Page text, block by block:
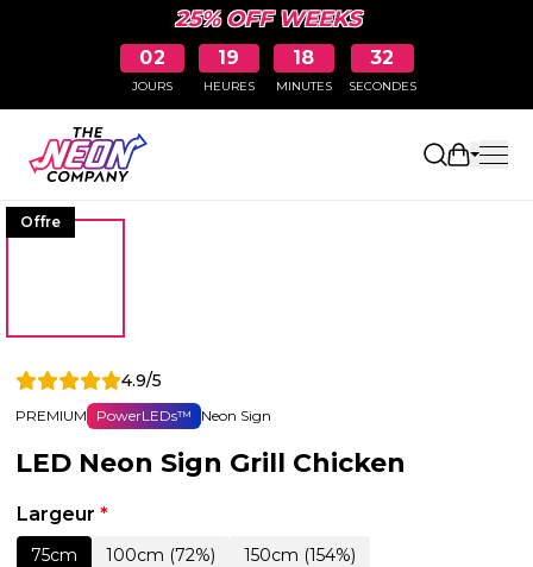
25% OFF WEEKS
02
JOURS
19
HEURES
18
MINUTES
32
SECONDES
Ouvrir
Offre
4.9/5
PREMIUM PowerLEDs™ Neon Sign
LED Neon Sign Grill Chicken
Largeur *
75cm 100cm (72%)
150cm (154%)